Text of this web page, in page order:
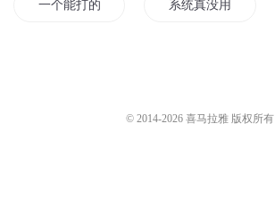
一个能打的都没有 系统真没用
© 2014-2026 喜马拉雅 版权所有